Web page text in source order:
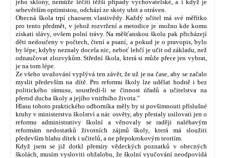
jeho sklony, nemůže léčiti těžší případy vychovatelské, a i když je
sebevětším optimistou, odchází ze skoty ubit a otráven.
Obecná škola trpí chaosem vlastivědy. Každý učitel má své měřítko
pro tento předmět, v jehož rozvržení a metodice je možno kde komu
získati slávy, ovšem polní trávy. Na měšťanskou školu pak přicházejí
děti nedoučeny v počtech, čtení a psaní, a pokud je o pravopis, bylo
by lépe, kdyby neznaly docela nic, neboť lehčí je učit od základu, než
odnaučovat zlozvykům. Střední škola, která si může přece jen vybrat,
je na tom lépe.
Ze všeho uvažování vyplývá ten závěr, že už je na čase, aby se začalo
myslit především na dítě. Pro reformu školy lze udělat hodně i bez
politického rámusu, soustředí-li se činnost úřadů a učitelstva na
přerod ducha školy a jejího vnitřního života."
Hlasu tohoto praktického odborníka měly by si povšimnouti příslušné
kruhy v ministerstvu školství a nár. osvěty, aby přestaly usilovati jen o
reformu administrativy školní a věnovaly se raději naléhavým
reformám nedostatků životních zájmů školy, která má sloužiti
především blahu dítek i učitelů, a ne přepokrokovým teoriím.
Když jsem se již dotkl přemíry vědeckých poznatků v obecných
školách, musím vysloviti obžalobu, že školní vyučování neodpovídá